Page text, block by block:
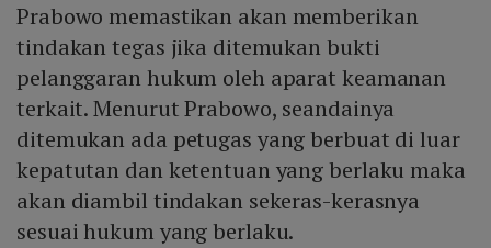
Prabowo memastikan akan memberikan
tindakan tegas jika ditemukan bukti
pelanggaran hukum oleh aparat keamanan
terkait. Menurut Prabowo, seandainya
ditemukan ada petugas yang berbuat di luar
kepatutan dan ketentuan yang berlaku maka
akan diambil tindakan sekeras-kerasnya
sesuai hukum yang berlaku.